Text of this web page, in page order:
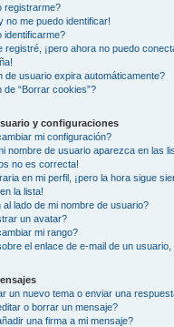
registrarme?
no me puedo identificar!
identificarme?
registré, ¡pero ahora no puedo
de usuario expira automáticamente?
de “Borrar cookies”?
y configuraciones
mi configuración?
nombre de usuario aparezca en las
no es correcta!
en mi perfil, ¡pero la hora sigue
la lista!
lado de mi nombre de usuario?
un avatar?
mi rango?
el enlace de e-mail de un usuario,
un nuevo tema o enviar una
o borrar un mensaje?
una firma a mi mensaje?